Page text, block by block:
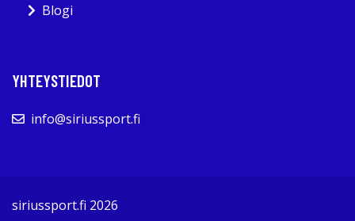
Blogi
YHTEYSTIEDOT
info@siriussport.fi
siriussport.fi 2026